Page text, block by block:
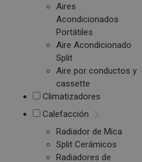
Aires
Acondicionados
Portátiles
Aire Acondicionado
Split
Aire por conductos y
cassette
Climatizadores
Calefacción
Radiador de Mica
Split Cerámicos
Radiadores de